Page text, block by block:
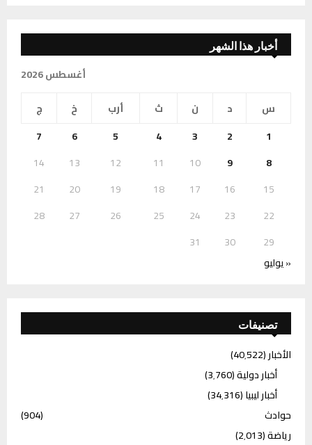
أخبار هذا الشهر
أغسطس 2026
س
د ن ث أرب خ
ج
1
2
3
4
5
6
7
8
9
10
11
12
13
14
15
16
17
18
19
20
21
22
23
24
25
26
27
28
29
30
31
« يوليو
تصنيفات
الأخبار(40٬522)
أخبار دولية(3٬760)
أخبار ليبيا(34٬316)
حوادث
(904)
رياضة(2٬013)